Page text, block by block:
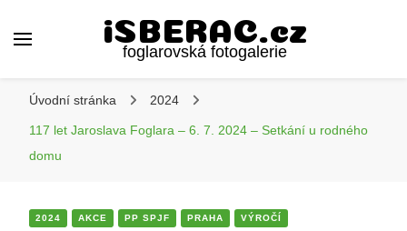
iSBERAC.cz
foglarovská fotogalerie
Úvodní stránka 2024
117 let Jaroslava Foglara – 6. 7. 2024 – Setkání u rodného
domu
2024 AKCE PP SPJF PRAHA VÝROČÍ